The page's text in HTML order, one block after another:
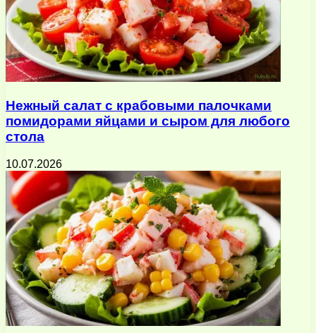
Нежный салат с крабовыми палочками
помидорами яйцами и сыром для любого
стола
10.07.2026